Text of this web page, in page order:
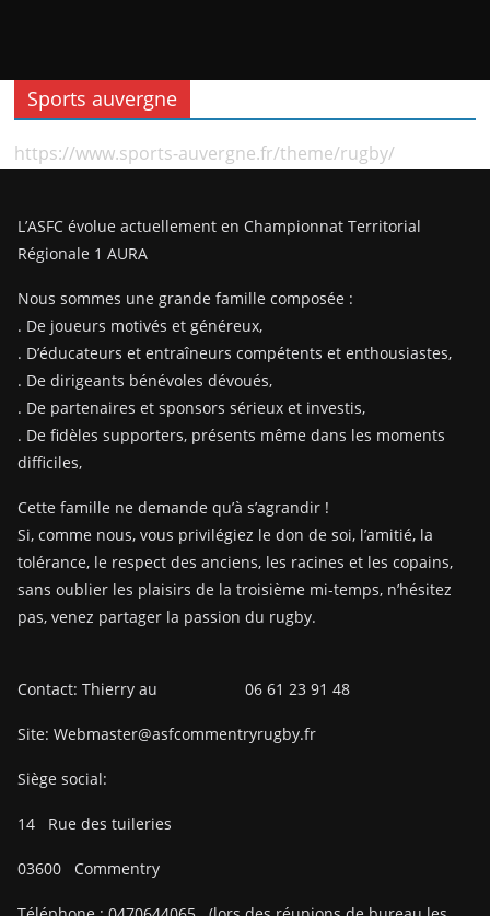
Sports auvergne
https://www.sports-auvergne.fr/theme/rugby/
L’ASFC évolue actuellement en Championnat Territorial
Régionale 1 AURA
Nous sommes une grande famille composée :
. De joueurs motivés et généreux,
. D’éducateurs et entraîneurs compétents et enthousiastes,
. De dirigeants bénévoles dévoués,
. De partenaires et sponsors sérieux et investis,
. De fidèles supporters, présents même dans les moments
difficiles,
Cette famille ne demande qu’à s’agrandir !
Si, comme nous, vous privilégiez le don de soi, l’amitié, la
tolérance, le respect des anciens, les racines et les copains,
sans oublier les plaisirs de la troisième mi-temps, n’hésitez
pas, venez partager la passion du rugby.
Contact: Thierry au 06 61 23 91 48
Site: Webmaster@asfcommentryrugby.fr
Siège social:
14 Rue des tuileries
03600 Commentry